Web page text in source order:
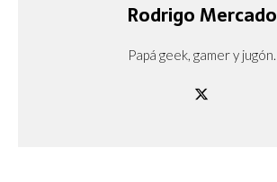
Rodrigo Mercado
Papá geek, gamer y jugón.